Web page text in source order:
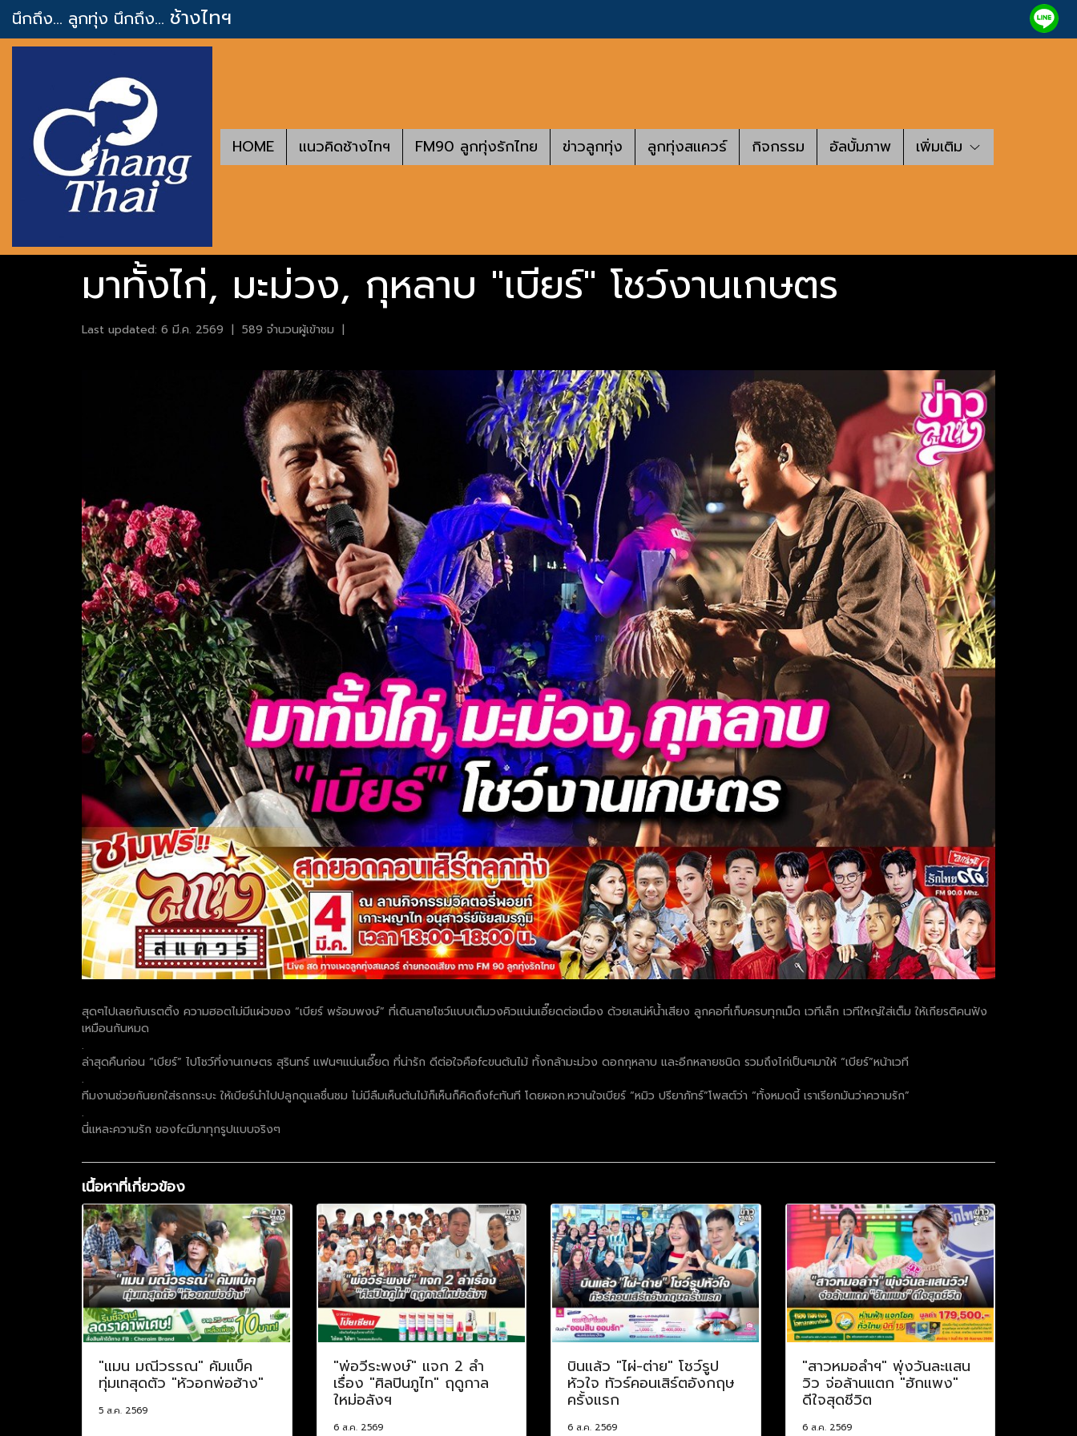
นึกถึง... ลูกทุ่ง นึกถึง... ช้างไทฯ
HOME แนวคิดช้างไทฯ FM90 ลูกทุ่งรักไทย ข่าวลูกทุ่ง ลูกทุ่งสแควร์ กิจกรรม อัลบั้มภาพ เพิ่มเติม
มาทั้งไก่, มะม่วง, กุหลาบ "เบียร์" โชว์งานเกษตร
Last updated: 6 มี.ค. 2569 | 589 จำนวนผู้เข้าชม |
สุดๆไปเลยกับเรตติ้ง ความฮอตไม่มีแผ่วของ “เบียร์ พร้อมพงษ์” ที่เดินสายโชว์แบบเต็มวงคิวแน่นเอี๊ยดต่อเนื่อง ด้วยเสน่ห์น้ำเสียง ลูกคอที่เก็บครบทุกเม็ด เวทีเล็ก เวทีใหญ่ใส่เต็ม ให้เกียรติคนฟัง
เหมือนกันหมด
.
ล่าสุดคืนก่อน “เบียร์” ไปโชว์ที่งานเกษตร สุรินทร์ แฟนๆแน่นเอี๊ยด ที่น่ารัก ดีต่อใจคือfcขนต้นไม้ ทั้งกล้ามะม่วง ดอกกุหลาบ และอีกหลายชนิด รวมถึงไก่เป็นๆมาให้ “เบียร์”หน้าเวที
.
ทีมงานช่วยกันยกใส่รถกระบะ ให้เบียร์นำไปปลูกดูแลชื่นชม ไม่มีลืมเห็นต้นไม้ก็เห็นก็คิดถึงfcทันที โดยผจก.หวานใจเบียร์ “หมิว ปรียาภัทร์”โพสต์ว่า “ทั้งหมดนี้ เราเรียกมันว่าความรัก”
.
นี่แหละความรัก ของfcมีมาทุกรูปแบบจริงๆ
เนื้อหาที่เกี่ยวข้อง
"แมน มณีวรรณ" คัมแบ็ค
ทุ่มเทสุดตัว "หัวอกพ่อฮ้าง"
5 ส.ค. 2569
"พ่อวีระพงษ์" แจก 2 ลำ
เรื่อง "ศิลปินภูไท" ฤดูกาล
ใหม่อลังฯ
6 ส.ค. 2569
บินแล้ว "ไผ่-ต่าย" โชว์รูป
หัวใจ ทัวร์คอนเสิร์ตอังกฤษ
ครั้งแรก
6 ส.ค. 2569
"สาวหมอลำฯ" พุ่งวันละแสน
วิว จ่อล้านแตก "ฮักแพง"
ดีใจสุดชีวิต
6 ส.ค. 2569